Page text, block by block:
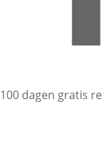
100 dagen gratis